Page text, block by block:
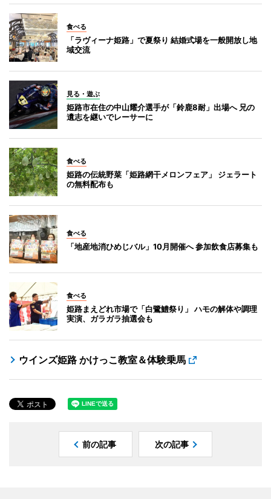
食べる
「ラヴィーナ姫路」で夏祭り 結婚式場を一般開放し地
域交流
見る・遊ぶ
姫路市在住の中山耀介選手が「鈴鹿8耐」出場へ 兄の
遺志を継いでレーサーに
食べる
姫路の伝統野菜「姫路網干メロンフェア」 ジェラート
の無料配布も
食べる
「地産地消ひめじバル」10月開催へ 参加飲食店募集も
食べる
姫路まえどれ市場で「白鷺鱧祭り」 ハモの解体や調理
実演、ガラガラ抽選会も
ウインズ姫路 かけっこ教室＆体験乗馬
前の記事 次の記事